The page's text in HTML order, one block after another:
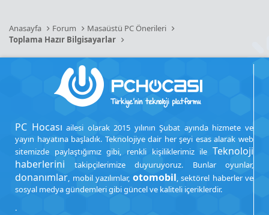
Anasayfa Forum
Masaüstü PC Önerileri
Toplama Hazır Bilgisayarlar
PC Hocası ailesi olarak 2015 yılının Şubat ayında hizmete ve
yayın hayatına başladık. Teknolojiye dair her şeyi esas alarak web
sitemizde paylaştığımız gibi, renkli kişiliklerimiz ile Teknoloji
haberlerini takipçilerimize duyuruyoruz. Bunlar oyunlar,
donanımlar, mobil yazılımlar, otomobil, sektörel haberler ve
sosyal medya gündemleri gibi güncel ve kaliteli içeriklerdir.
.